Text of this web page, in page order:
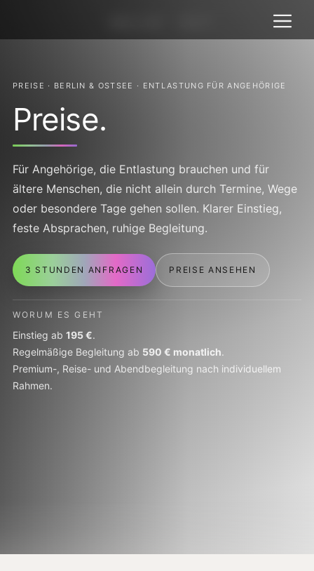
springen
PREISE · BERLIN & OSTSEE · ENTLASTUNG FÜR ANGEHÖRIGE
Preise.
Für Angehörige, die Entlastung brauchen und für
ältere Menschen, die nicht allein durch Termine, Wege
oder besondere Tage gehen sollen. Klarer Einstieg,
feste Absprachen, ruhige Begleitung.
3 STUNDEN ANFRAGEN PREISE ANSEHEN
WORUM ES GEHT
Einstieg ab 195 €.
Regelmäßige Begleitung ab 590 € monatlich.
Premium-, Reise- und Abendbegleitung nach individuellem
Rahmen.